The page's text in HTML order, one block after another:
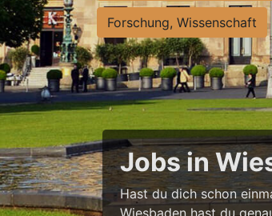
Forschung, Wissenschaft
Jobs in
Hast du dich schon